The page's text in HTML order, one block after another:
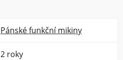
Pánské funkční mikiny
2 roky